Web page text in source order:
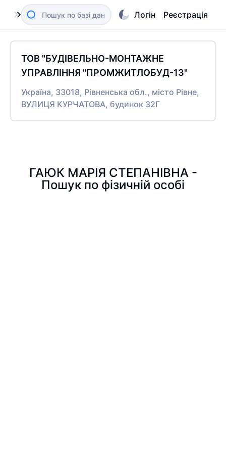
Логін Реєстрація
ТОВ "БУДІВЕЛЬНО-МОНТАЖНЕ
УПРАВЛІННЯ "ПРОМЖИТЛОБУД-13"
Україна, 33018, Рівненська обл., місто Рівне,
ВУЛИЦЯ КУРЧАТОВА, будинок 32Г
ГАЮК МАРІЯ СТЕПАНІВНА -
Пошук по фізичній особі